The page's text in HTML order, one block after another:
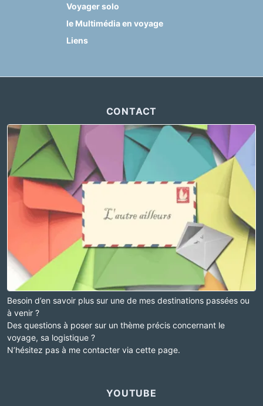
Voyager solo
le Multimédia en voyage
Liens
CONTACT
Besoin d’en savoir plus sur une de mes destinations passées ou
à venir ?
Des questions à poser sur un thème précis concernant le
voyage, sa logistique ?
N’hésitez pas à me contacter via cette page.
YOUTUBE